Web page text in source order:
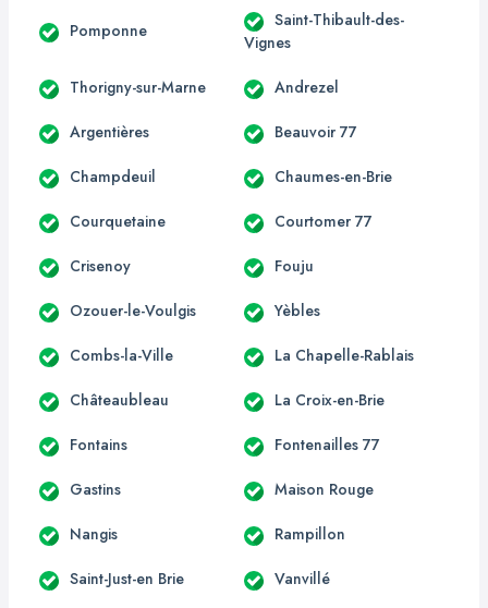
Pomponne
Saint-Thibault-des-
Vignes
Thorigny-sur-Marne Andrezel
Argentières Beauvoir 77
Champdeuil Chaumes-en-Brie
Courquetaine Courtomer 77
Crisenoy Fouju
Ozouer-le-Voulgis Yèbles
Combs-la-Ville La Chapelle-Rablais
Châteaubleau La Croix-en-Brie
Fontains Fontenailles 77
Gastins Maison Rouge
Nangis Rampillon
Saint-Just-en Brie Vanvillé